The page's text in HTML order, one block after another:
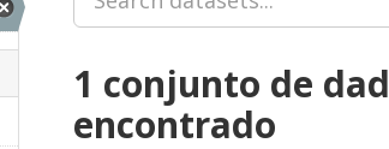
1 conjunto de
encontrado